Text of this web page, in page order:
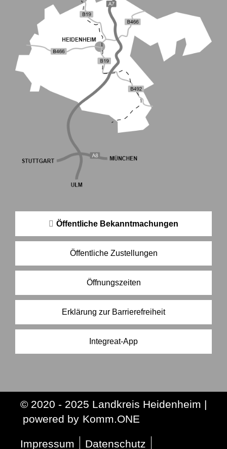
Öffentliche Bekanntmachungen
Öffentliche Zustellungen
Öffnungszeiten
Erklärung zur Barrierefreiheit
Integreat-App
© 2020 - 2025 Landkreis Heidenheim |
powered by Komm.ONE
Impressum Datenschutz